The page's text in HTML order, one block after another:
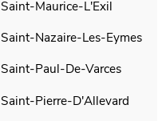
Saint-Maurice-L'Exil
Saint-Nazaire-Les-Eymes
Saint-Paul-De-Varces
Saint-Pierre-D'Allevard